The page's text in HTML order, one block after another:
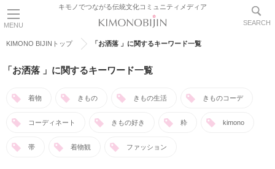
MENU
キモノでつながる伝統文化コミュニティメディア
SEARCH
KIMONO BIJINトップ 「お洒落 」に関するキーワード一覧
「お洒落 」に関するキーワード一覧
着物 きもの きもの生活 きものコーデ
コーディネート きもの好き 粋 kimono
帯 着物観 ファッション